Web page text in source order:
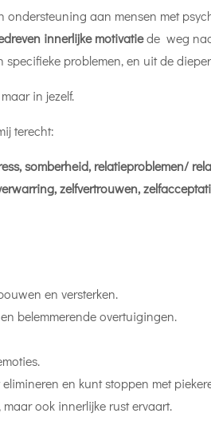
ondersteuning aan mensen met
innerlijke motivatiede weg
specifieke problemen, en uit de
in jezelf.
terecht:
somberheid, relatieproblemen/
zelfvertrouwen,
en versterken.
belemmerende overtuigingen.
en kunt stoppen met
ook innerlijke rust ervaart.